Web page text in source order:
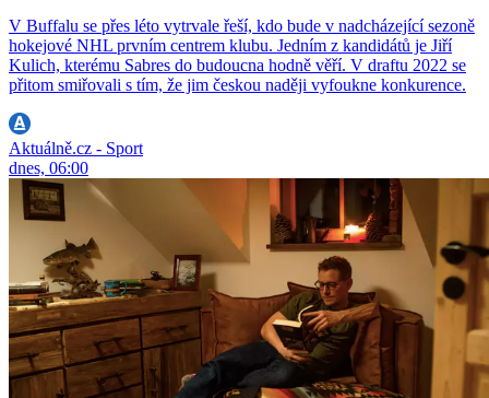
V Buffalu se přes léto vytrvale řeší, kdo bude v nadcházející sezoně
hokejové NHL prvním centrem klubu. Jedním z kandidátů je Jiří
Kulich, kterému Sabres do budoucna hodně věří. V draftu 2022 se
přitom smiřovali s tím, že jim českou naději vyfoukne konkurence.
Aktuálně.cz - Sport
dnes, 06:00